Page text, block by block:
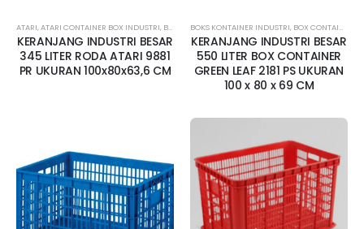
ATARI,ATARI CONTAINER BOX INDUSTRI, BOKS KONTAINER INDUSTRI ,BOX CONTAINER BESAR
KERANJANG INDUSTRI BESAR
345 LITER RODA ATARI 9881
PR UKURAN 100x80x63,6 CM
BOKS KONTAINER INDUSTRI, BOX CONTAINER BESAR
KERANJANG INDUSTRI BESAR
550 LITER BOX CONTAINER
GREEN LEAF 2181 PS UKURAN
100 x 80 x 69 CM